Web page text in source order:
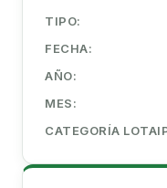
TIPO:
FECHA:
AÑO:
MES:
CATEGORÍA